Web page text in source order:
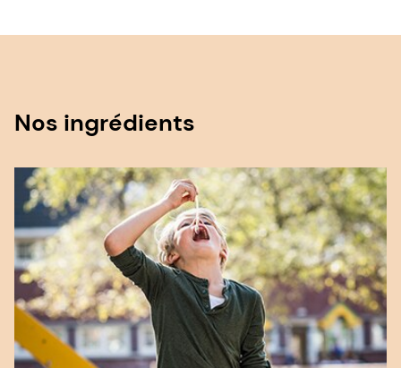
Nos ingrédients